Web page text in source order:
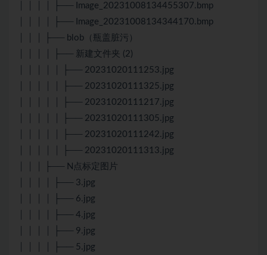
│ │ │ │ ├── Image_20231008134455307.bmp
│ │ │ │ ├── Image_20231008134344170.bmp
│ │ │ ├── blob（瓶盖脏污）
│ │ │ │ ├── 新建文件夹 (2)
│ │ │ │ │ ├── 20231020111253.jpg
│ │ │ │ │ ├── 20231020111325.jpg
│ │ │ │ │ ├── 20231020111217.jpg
│ │ │ │ │ ├── 20231020111305.jpg
│ │ │ │ │ ├── 20231020111242.jpg
│ │ │ │ │ ├── 20231020111313.jpg
│ │ │ ├── N点标定图片
│ │ │ │ ├── 3.jpg
│ │ │ │ ├── 6.jpg
│ │ │ │ ├── 4.jpg
│ │ │ │ ├── 9.jpg
│ │ │ │ ├── 5.jpg